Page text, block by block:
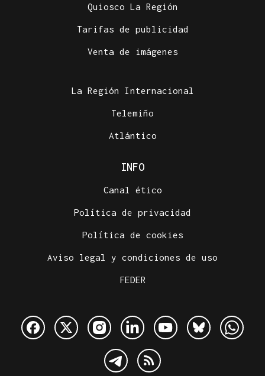
Quiosco La Región
Tarifas de publicidad
Venta de imágenes
La Región Internacional
Telemiño
Atlántico
INFO
Canal ético
Política de privacidad
Política de cookies
Aviso legal y condiciones de uso
FEDER